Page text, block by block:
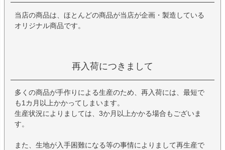
当店の商品は、ほとんどの商品が当店が企画・製造している
オリジナル商品です。
再入荷につきまして
多くの商品が手作りによる生産のため、再入荷には、最短で
も1カ月以上かかってしまいます。
生産状況によりましては、3か月以上かかる場合もございま
す。
また、生地が入手困難になる等の事情によりまして再生産で